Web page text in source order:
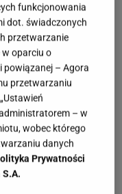
funkcjonowania
dot. świadczonych
przetwarzanie
w oparciu o
powiązanej – Agora
przetwarzaniu
– w
wobec którego
danych
Prywatności